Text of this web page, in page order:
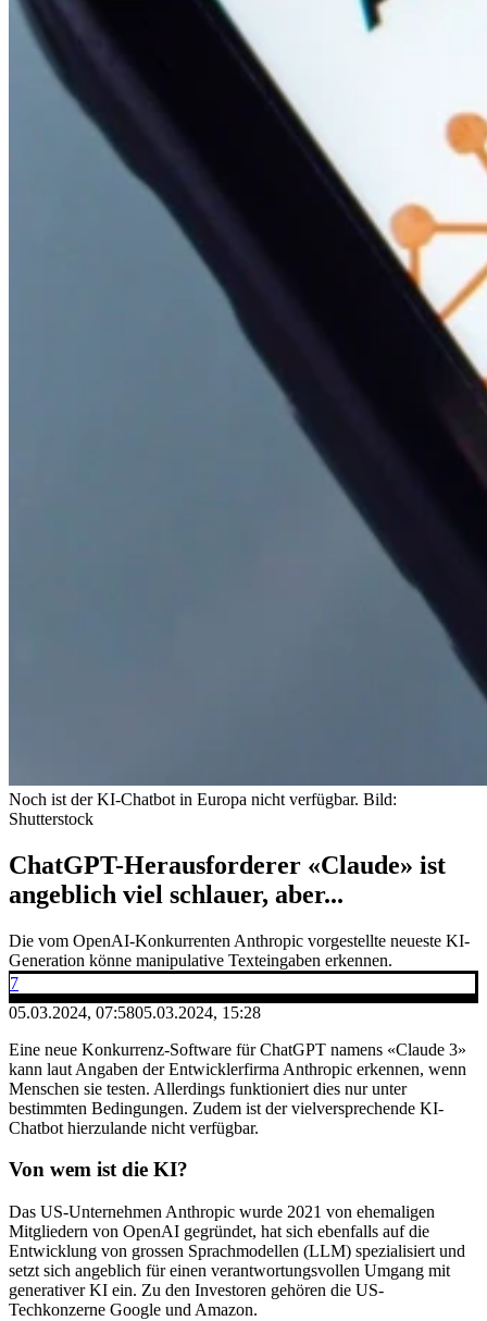
Noch ist der KI-Chatbot in Europa nicht verfügbar. Bild:
Shutterstock
ChatGPT-Herausforderer «Claude» ist
angeblich viel schlauer, aber...
Die vom OpenAI-Konkurrenten Anthropic vorgestellte neueste KI-
Generation könne manipulative Texteingaben erkennen.
7
05.03.2024, 07:5805.03.2024, 15:28
Eine neue Konkurrenz-Software für ChatGPT namens «Claude 3»
kann laut Angaben der Entwicklerfirma Anthropic erkennen, wenn
Menschen sie testen. Allerdings funktioniert dies nur unter
bestimmten Bedingungen. Zudem ist der vielversprechende KI-
Chatbot hierzulande nicht verfügbar.
Von wem ist die KI?
Das US-Unternehmen Anthropic wurde 2021 von ehemaligen
Mitgliedern von OpenAI gegründet, hat sich ebenfalls auf die
Entwicklung von grossen Sprachmodellen (LLM) spezialisiert und
setzt sich angeblich für einen verantwortungsvollen Umgang mit
generativer KI ein. Zu den Investoren gehören die US-
Techkonzerne Google und Amazon.